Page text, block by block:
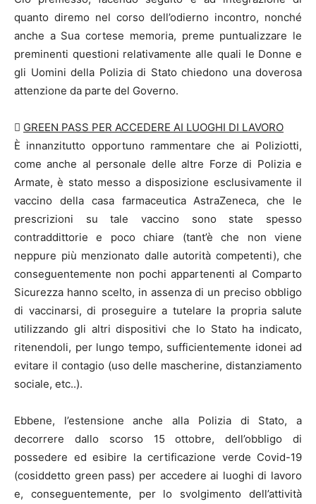
quanto diremo nel corso dell’odierno incontro, nonché
anche a Sua cortese memoria, preme puntualizzare le
preminenti questioni relativamente alle quali le Donne e
gli Uomini della Polizia di Stato chiedono una doverosa
attenzione da parte del Governo.
 GREEN PASS PER ACCEDERE AI LUOGHI DI LAVORO
È innanzitutto opportuno rammentare che ai Poliziotti,
come anche al personale delle altre Forze di Polizia e
Armate, è stato messo a disposizione esclusivamente il
vaccino della casa farmaceutica AstraZeneca, che le
prescrizioni su tale vaccino sono state spesso
contraddittorie e poco chiare (tant’è che non viene
neppure più menzionato dalle autorità competenti), che
conseguentemente non pochi appartenenti al Comparto
Sicurezza hanno scelto, in assenza di un preciso obbligo
di vaccinarsi, di proseguire a tutelare la propria salute
utilizzando gli altri dispositivi che lo Stato ha indicato,
ritenendoli, per lungo tempo, sufficientemente idonei ad
evitare il contagio (uso delle mascherine, distanziamento
sociale, etc..).
Ebbene, l’estensione anche alla Polizia di Stato, a
decorrere dallo scorso 15 ottobre, dell’obbligo di
possedere ed esibire la certificazione verde Covid-19
(cosiddetto green pass) per accedere ai luoghi di lavoro
e, conseguentemente, per lo svolgimento dell’attività